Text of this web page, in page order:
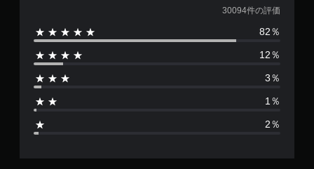
価
数
は
0
30094件の評価
82％
12％
3％
1％
2％